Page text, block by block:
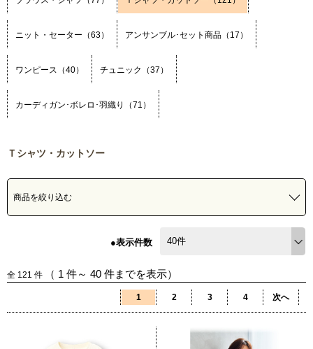
ニット・セーター（63） アンサンブル･セット商品（17）
ワンピース（40） チュニック（37）
カーディガン･ボレロ･羽織り（71）
Ｔシャツ・カットソー
商品を絞り込む
●表示件数
全 121 件 （ 1 件～ 40 件までを表示）
1 2 3 4 次へ